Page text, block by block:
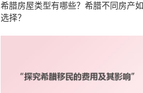
希腊房屋类型有哪些？希腊不同房产
选择？